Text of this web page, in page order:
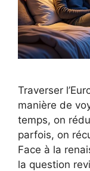
Traverser
manière de
temps, on
parfois, on
Face à la
la question